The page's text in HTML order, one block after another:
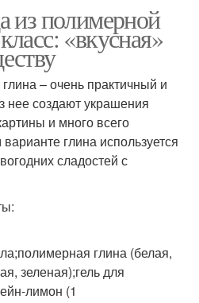
из полимерной
«вкусная»
– очень практичный и
нее создают украшения
и много всего
глина используется
сладостей с
глина (белая,
зеленая);гель для
лимон (1